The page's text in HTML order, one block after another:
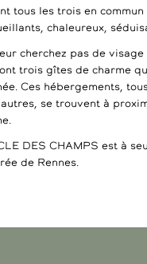
tous les trois en commun
chaleureux,
cherchez pas de visage
trois gîtes de charme
Ces hébergements,
se trouvent à
DES CHAMPS est à
de Rennes.